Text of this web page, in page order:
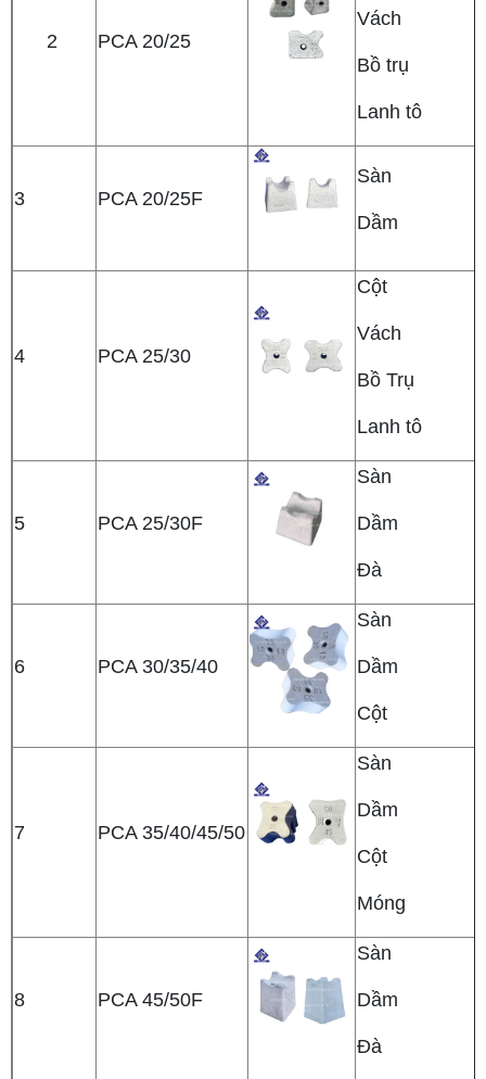
2 PCA 20/25
Vách
Bồ trụ
Lanh tô
3 PCA 20/25F
Sàn
Dầm
4 PCA 25/30
Cột
Vách
Bồ Trụ
Lanh tô
5 PCA 25/30F
Sàn
Dầm
Đà
6 PCA 30/35/40
Sàn
Dầm
Cột
7 PCA 35/40/45/50
Sàn
Dầm
Cột
Móng
8 PCA 45/50F
Sàn
Dầm
Đà